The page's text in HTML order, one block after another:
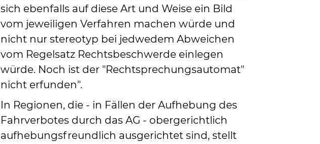
sich ebenfalls auf diese Art und Weise ein Bild
vom jeweiligen Verfahren machen würde und
nicht nur stereotyp bei jedwedem Abweichen
vom Regelsatz Rechtsbeschwerde einlegen
würde. Noch ist der "Rechtsprechungsautomat"
nicht erfunden".
In Regionen, die - in Fällen der Aufhebung des
Fahrverbotes durch das AG - obergerichtlich
aufhebungsfreundlich ausgerichtet sind, stellt